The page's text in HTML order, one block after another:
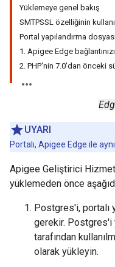
Yüklemeye genel bakış
SMTPSSL özelliğinin
Portal yapılandırma
1. Apigee Edge
2. PHP'nin 7.0'dan önceki
UYARI
Portalı, Apigee Edge ile
Apigee Geliştirici
yüklemeden önce
Postgres'i, portalı
gerekir. Postgres'i
tarafından
olarak yükleyin.